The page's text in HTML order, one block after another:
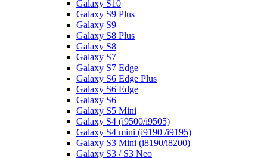
Galaxy S10
Galaxy S9 Plus
Galaxy S9
Galaxy S8 Plus
Galaxy S8
Galaxy S7
Galaxy S7 Edge
Galaxy S6 Edge Plus
Galaxy S6 Edge
Galaxy S6
Galaxy S5 Mini
Galaxy S4 (i9500/i9505)
Galaxy S4 mini (i9190 /i9195)
Galaxy S3 Mini (i8190/i8200)
Galaxy S3 / S3 Neo